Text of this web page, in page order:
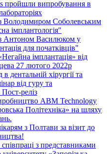
пройшли випробування в
Володимиром Соболевським
імплантологія"
Антоном Василюком у
для початківців"
імплантація» від
27 лютого 2022р
в дентальній хірургії та
від гуру та
реліз
ABM Technology
Політехніка» на шляху
з Полтави за візит до
з представниками